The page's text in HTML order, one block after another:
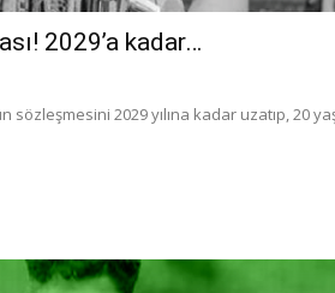
2029’a kadar…
2029 yılına kadar uzatıp, 20